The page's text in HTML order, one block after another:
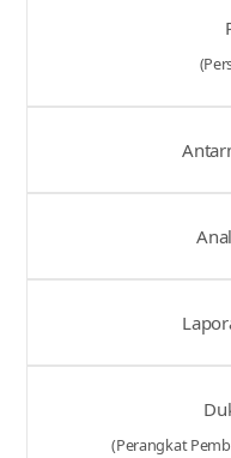
(Perangkat